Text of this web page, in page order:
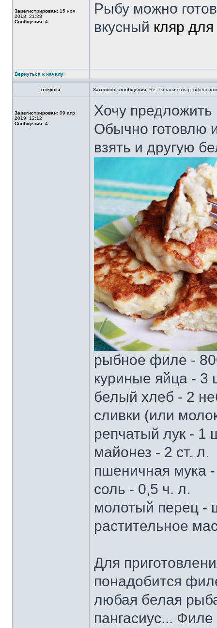
Зарегистрирован: 15 ноя
2018, 21:23
Сообщения: 4
Рыбу можно
вкусный кляр
Вернуться к началу
озерока Заголовок сообщения: Re: Тилапия в
Зарегистрирован: 09 апр
2019, 12:12
Сообщения: 4
Хочу
Обычно готовлю
взять и другую
рыбное филе -
куриные яйца - 3
белый хлеб - 2
сливки (или
репчатый лук - 1
майонез - 2 ст. л.
пшеничная мука -
соль - 0,5 ч. л.
молотый перец -
растительное
Для
понадобится
любая белая
пангасиус...